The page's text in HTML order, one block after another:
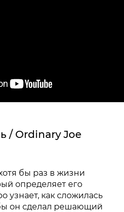
/ Ordinary Joe
бы раз в жизни
определяет его
узнает, как сложилась
он сделал решающий